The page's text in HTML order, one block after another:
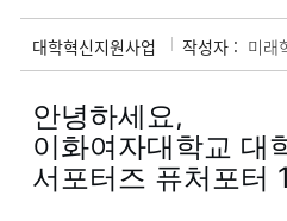
대학혁신지원사업 작성자 : 미래
안녕하세요,
이화여자대학교 대
서포터즈 퓨처포터